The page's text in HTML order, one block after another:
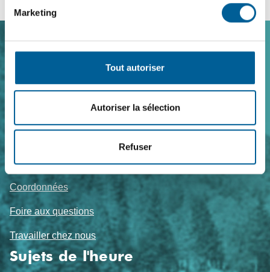
Marketing
Tout autoriser
Autoriser la sélection
Refuser
de
Nous joindre
Coordonnées
Foire aux questions
Travailler chez nous
Sujets de l'heure